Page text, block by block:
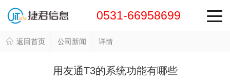
0531-66958699
返回首页 公司新闻 详情
用友通T3的系统功能有哪些